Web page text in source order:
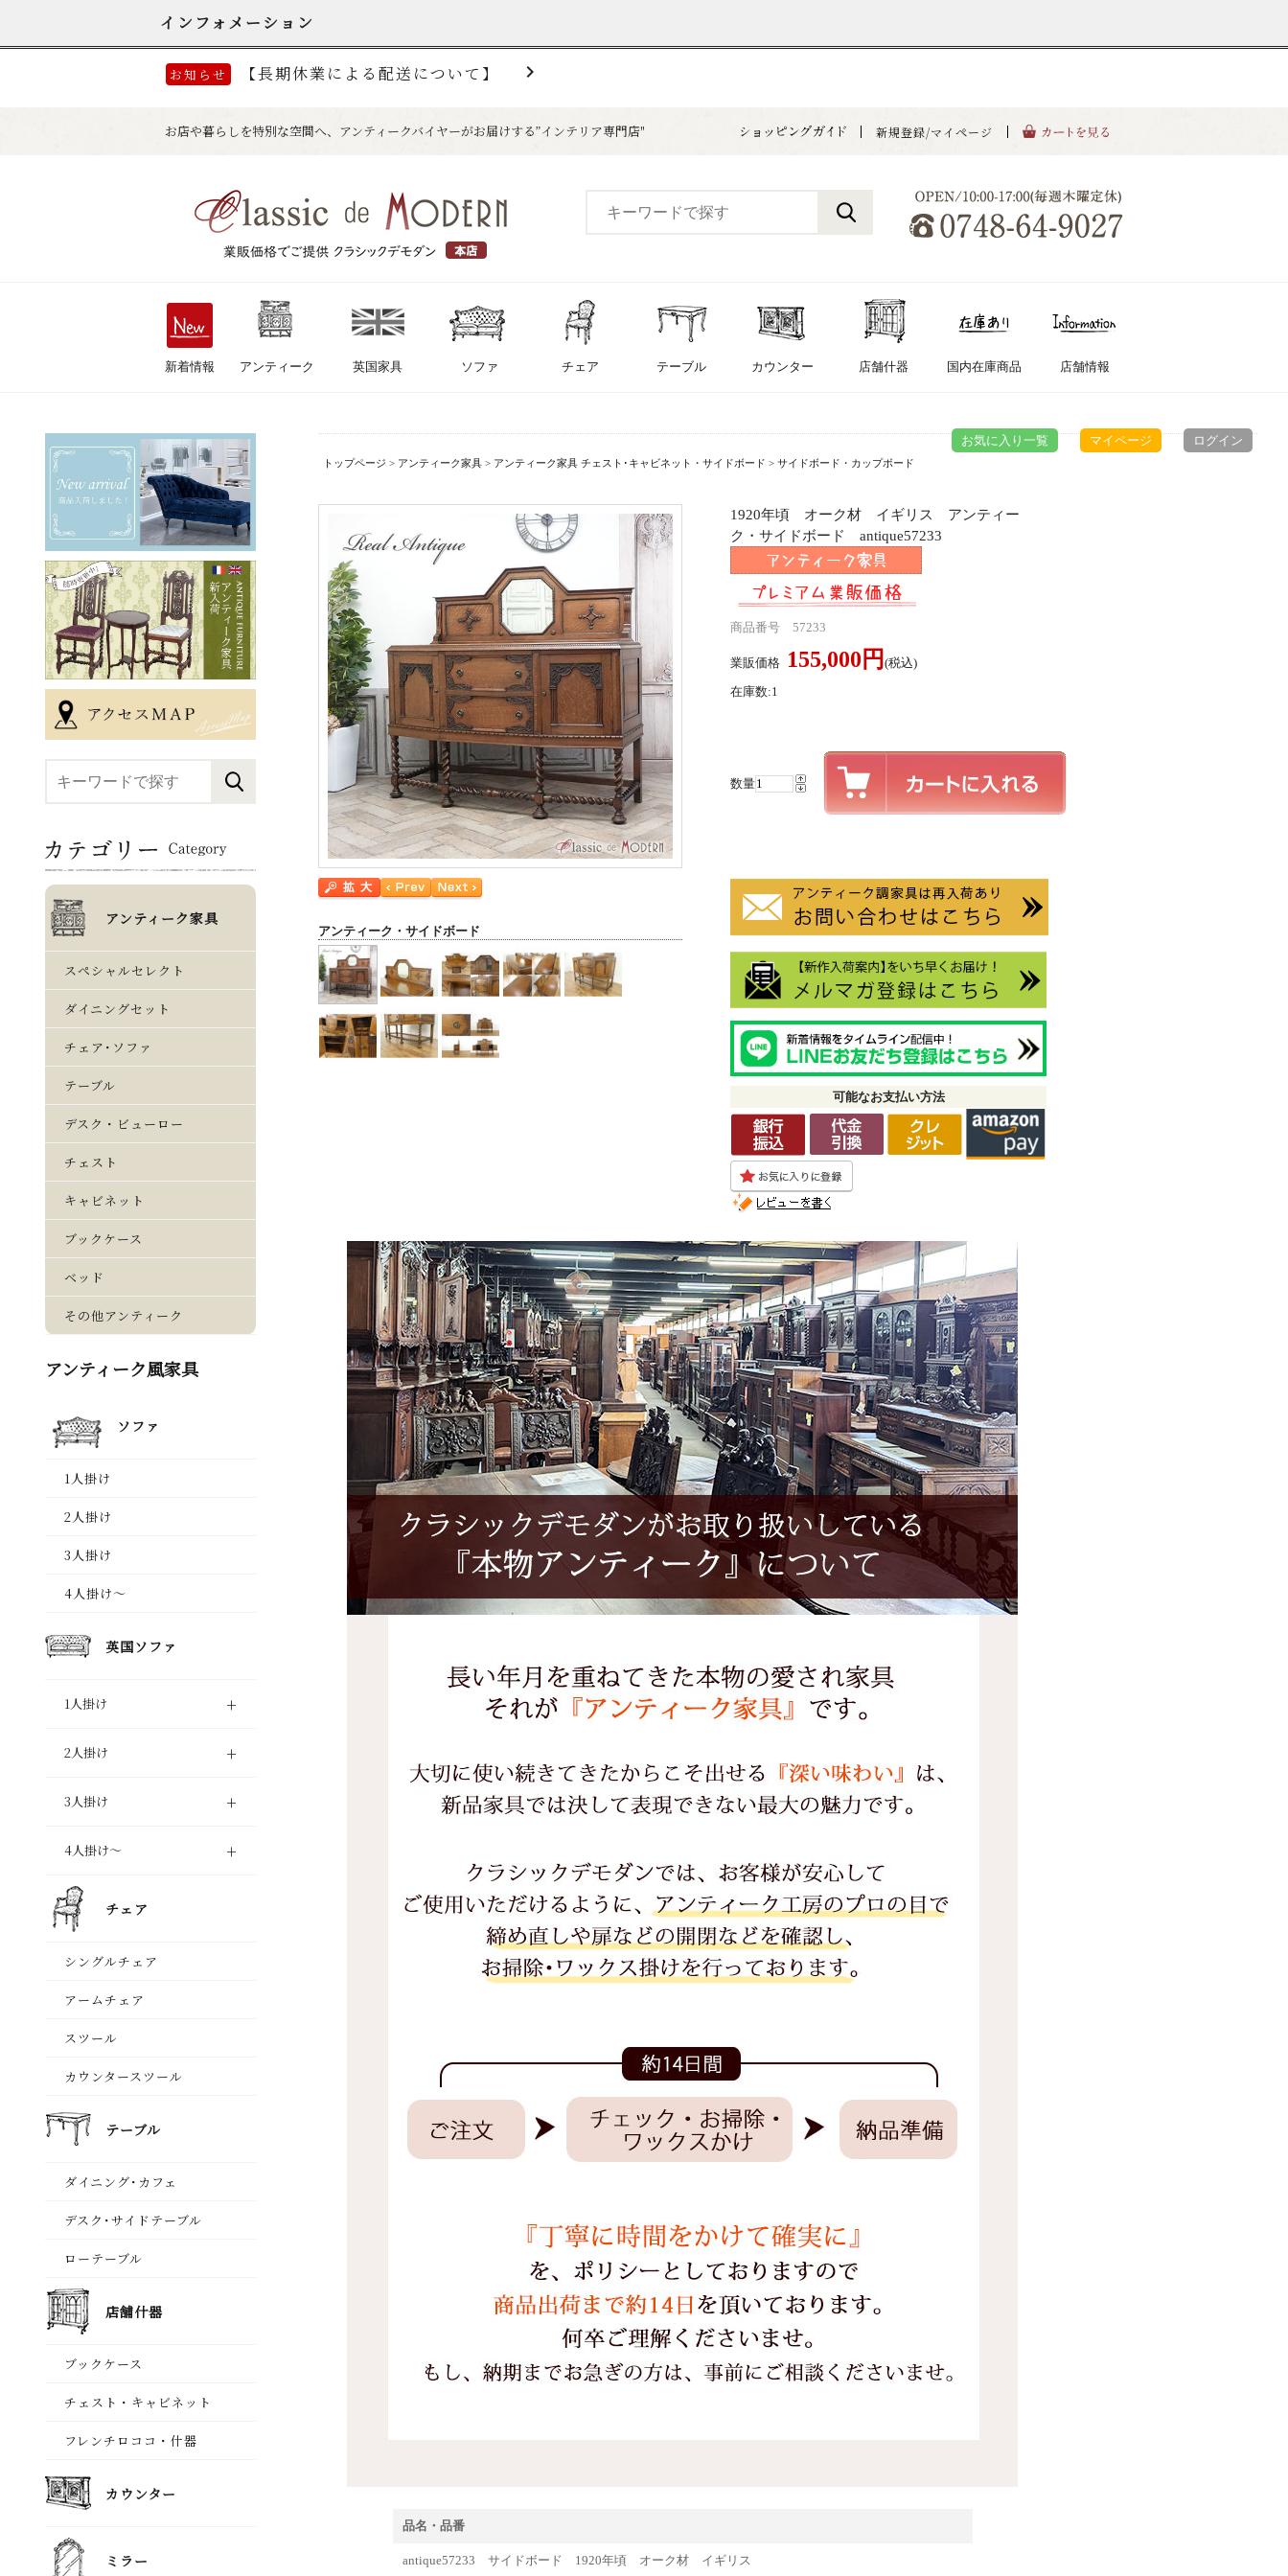
お気に入り一覧 マイページ ログイン
トップページ > アンティーク家具 > アンティーク家具 チェスト･キャビネット・サイドボード > サイドボード・カップボード
1920年頃 オーク材 イギリス アンティー
ク・サイドボード antique57233
商品番号 57233
業販価格 155,000円 (税込)
在庫数:1
数量
可能なお支払い方法
アンティーク・サイドボード
品名・品番
antique57233 サイドボード 1920年頃 オーク材 イギリス